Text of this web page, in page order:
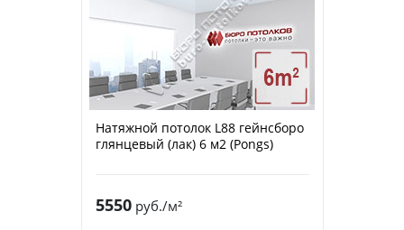
Натяжной потолок L88 гейнсборо
глянцевый (лак) 6 м2 (Pongs)
5550руб./м²